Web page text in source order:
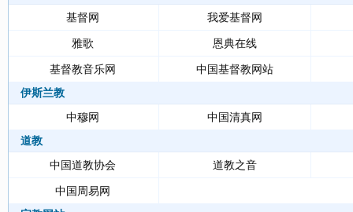
基督网
我爱基督网
雅歌 恩典在线
基督教音乐网
中国基督教网站
伊斯兰教
中穆网
中国清真网
道教
中国道教协会
道教之音
中国周易网